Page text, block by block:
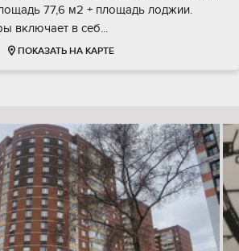
77,6 м2 + площадь лоджии.
включает в себ...
ПОКАЗАТЬ НА КАРТЕ